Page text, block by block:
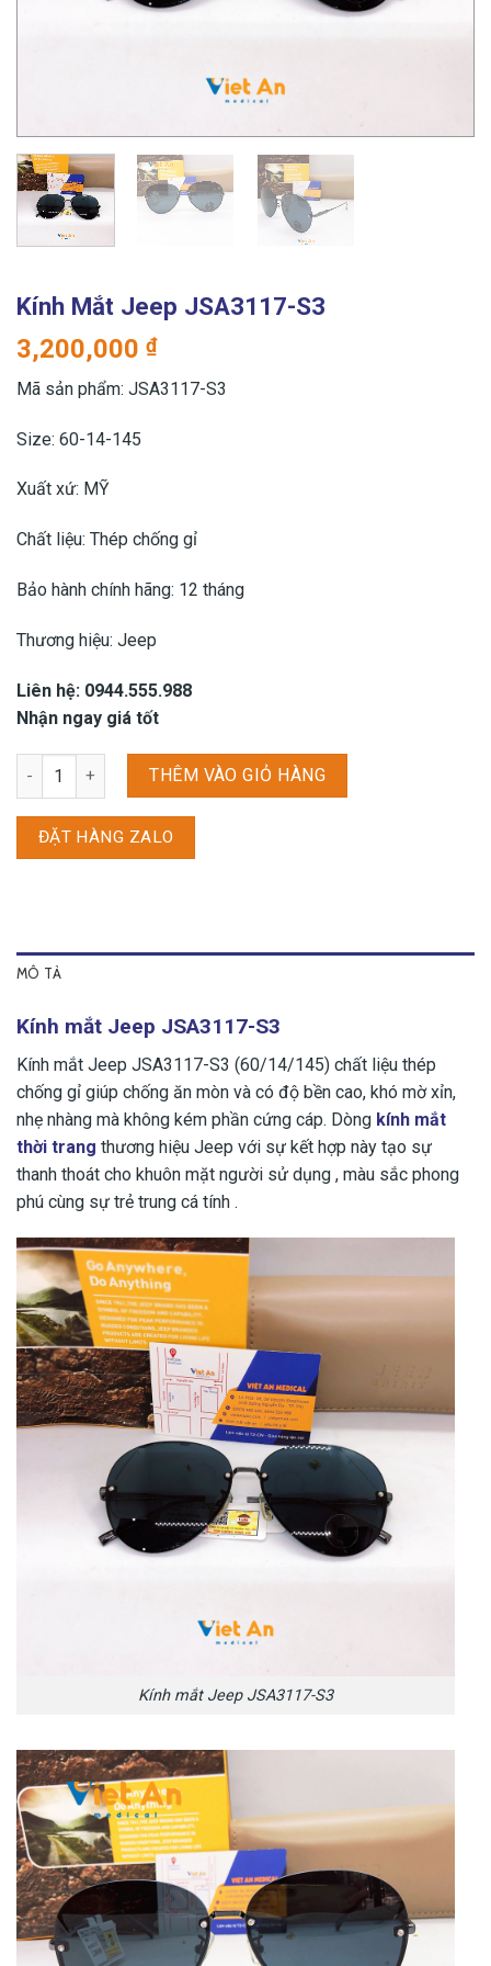
Kính Mắt Jeep JSA3117-S3
3,200,000 ₫
Mã sản phẩm: JSA3117-S3
Size: 60-14-145
Xuất xứ: MỸ
Chất liệu: Thép chống gỉ
Bảo hành chính hãng: 12 tháng
Thương hiệu: Jeep
Liên hệ: 0944.555.988
Nhận ngay giá tốt
Kính mắt Jeep JSA3117-S3 số lượng
THÊM VÀO GIỎ HÀNG
ĐẶT HÀNG ZALO
MÔ TẢ
Kính mắt Jeep JSA3117-S3
Kính mắt Jeep JSA3117-S3 (60/14/145) chất liệu thép
chống gỉ giúp chống ăn mòn và có độ bền cao, khó mờ xỉn,
nhẹ nhàng mà không kém phần cứng cáp. Dòng kính mắt
thời trang thương hiệu Jeep với sự kết hợp này tạo sự
thanh thoát cho khuôn mặt người sử dụng , màu sắc phong
phú cùng sự trẻ trung cá tính .
Kính mắt Jeep JSA3117-S3